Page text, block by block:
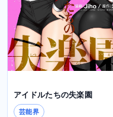
アイドルたちの失楽園
芸能界